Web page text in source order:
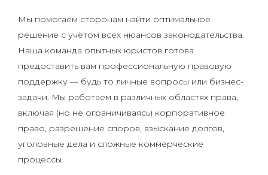
Мы помогаем сторонам найти оптимальное
решение с учётом всех нюансов законодательства.
Наша команда опытных юристов готова
предоставить вам профессиональную правовую
поддержку — будь то личные вопросы или бизнес-
задачи. Мы работаем в различных областях права,
включая (но не ограничиваясь) корпоративное
право, разрешение споров, взыскание долгов,
уголовные дела и сложные коммерческие
процессы.